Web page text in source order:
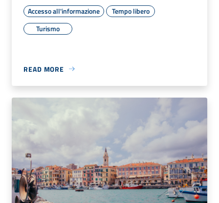
Accesso all'informazione
Tempo libero
Turismo
READ MORE